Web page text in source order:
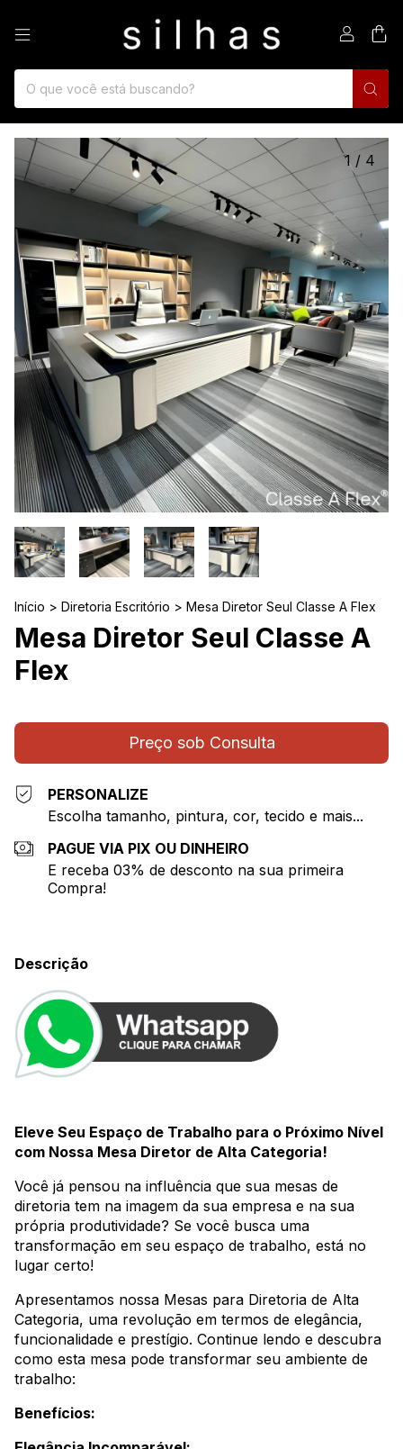
1 / 4
Início > Diretoria Escritório > Mesa Diretor Seul Classe A Flex
Mesa Diretor Seul Classe A
Flex
PERSONALIZE
Escolha tamanho, pintura, cor, tecido e mais...
PAGUE VIA PIX OU DINHEIRO
E receba 03% de desconto na sua primeira
Compra!
Descrição
Eleve Seu Espaço de Trabalho para o Próximo Nível
com Nossa Mesa Diretor de Alta Categoria!
Você já pensou na influência que sua mesas de
diretoria tem na imagem da sua empresa e na sua
própria produtividade? Se você busca uma
transformação em seu espaço de trabalho, está no
lugar certo!
Apresentamos nossa Mesas para Diretoria de Alta
Categoria, uma revolução em termos de elegância,
funcionalidade e prestígio. Continue lendo e descubra
como esta mesa pode transformar seu ambiente de
trabalho:
Benefícios: